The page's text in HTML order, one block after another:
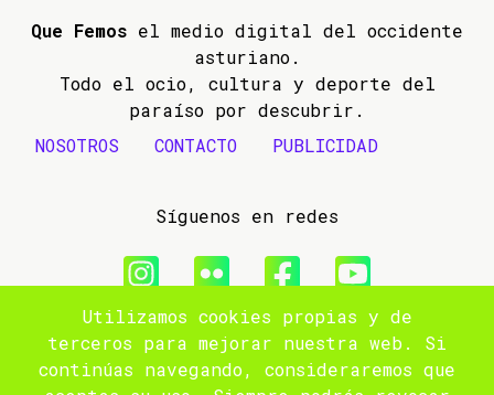
Que Femos el medio digital del occidente
asturiano.
Todo el ocio, cultura y deporte del
paraíso por descubrir.
NOSOTROS
CONTACTO PUBLICIDAD
Síguenos en redes
© 2009- 2026 Que Femos
Aviso legal
Utilizamos cookies propias y de
terceros para mejorar nuestra web. Si
continúas navegando, consideraremos que